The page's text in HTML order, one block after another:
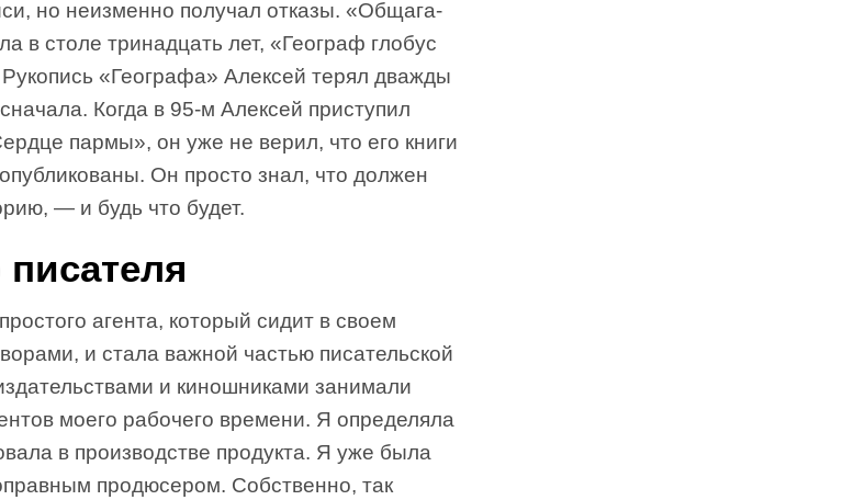
но неизменно получал отказы. «Общага-
в столе тринадцать лет, «Географ глобус
«Географа» Алексей терял дважды
Когда в 95-м Алексей приступил
пармы», он уже не верил, что его книги
опубликованы. Он просто знал, что должен
— и будь что будет.
агента, который сидит в своем
и стала важной частью писательской
и киношниками занимали
моего рабочего времени. Я определяла
в производстве продукта. Я уже была
продюсером. Собственно, так